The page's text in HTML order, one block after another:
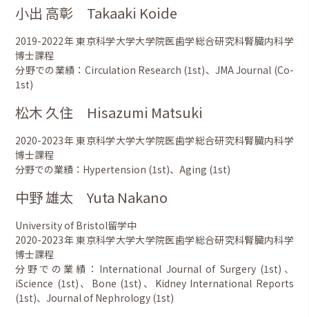
小出 高彰 Takaaki Koide
2019-2022年 東京科学大学大学院医歯学総合研究科腎臓内科学
博士課程
分野での業績：Circulation Research (1st)、JMA Journal (Co-
1st)
松木 久住 Hisazumi Matsuki
2020-2023年 東京科学大学大学院医歯学総合研究科腎臓内科学
博士課程
分野での業績：Hypertension (1st)、Aging (1st)
中野 雄太 Yuta Nakano
University of Bristol留学中
2020-2023年 東京科学大学大学院医歯学総合研究科腎臓内科学
博士課程
分野での業績：International Journal of Surgery (1st)、
iScience (1st)、Bone (1st)、Kidney International Reports
(1st)、Journal of Nephrology (1st)